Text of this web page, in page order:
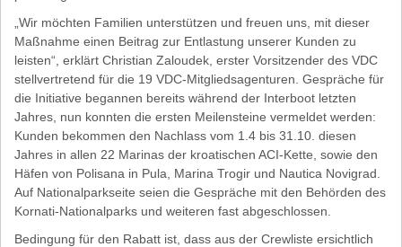
„Wir möchten Familien unterstützen und freuen uns, mit dieser
Maßnahme einen Beitrag zur Entlastung unserer Kunden zu
leisten“, erklärt Christian Zaloudek, erster Vorsitzender des VDC
stellvertretend für die 19 VDC-Mitgliedsagenturen. Gespräche für
die Initiative begannen bereits während der Interboot letzten
Jahres, nun konnten die ersten Meilensteine vermeldet werden:
Kunden bekommen den Nachlass vom 1.4 bis 31.10. diesen
Jahres in allen 22 Marinas der kroatischen ACI-Kette, sowie den
Häfen von Polisana in Pula, Marina Trogir und Nautica Novigrad.
Auf Nationalparkseite seien die Gespräche mit den Behörden des
Kornati-Nationalparks und weiteren fast abgeschlossen.
Bedingung für den Rabatt ist, dass aus der Crewliste ersichtlich